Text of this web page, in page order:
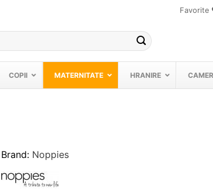
Favorite
COPII MATERNITATE HRANIRE
Brand: Noppies